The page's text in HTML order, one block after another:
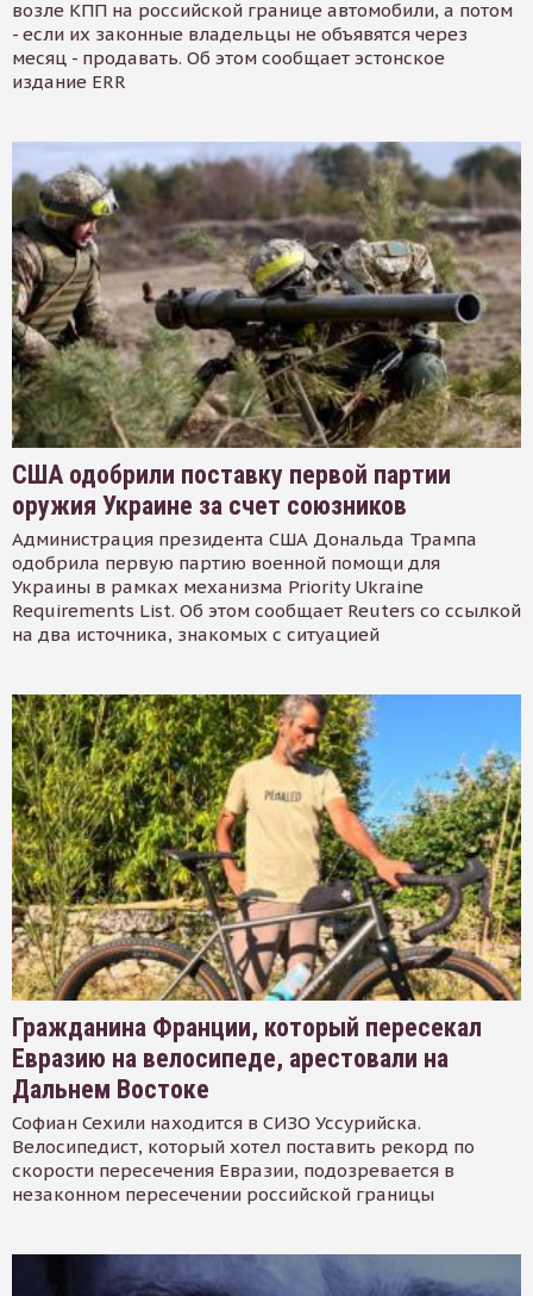
возле КПП на российской границе автомобили, а потом
- если их законные владельцы не объявятся через
месяц - продавать. Об этом сообщает эстонское
издание ERR
США одобрили поставку первой партии
оружия Украине за счет союзников
Администрация президента США Дональда Трампа
одобрила первую партию военной помощи для
Украины в рамках механизма Priority Ukraine
Requirements List. Об этом сообщает Reuters со ссылкой
на два источника, знакомых с ситуацией
Гражданина Франции, который пересекал
Евразию на велосипеде, арестовали на
Дальнем Востоке
Софиан Сехили находится в СИЗО Уссурийска.
Велосипедист, который хотел поставить рекорд по
скорости пересечения Евразии, подозревается в
незаконном пересечении российской границы